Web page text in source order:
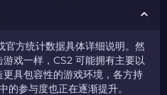
官方统计数据具体详细说明。然
戏一样，CS2 可能拥有主要以
更具包容性的游戏环境，各方持
的参与度也正在逐渐提升。